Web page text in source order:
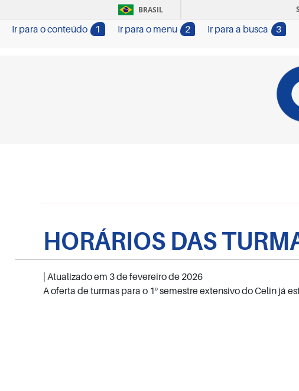
BRASIL
Ir para o conteúdo 1 Ir para o menu 2 Ir para a busca 3
HORÁRIOS DAS
| Atualizado em 3 de fevereiro de 2026
A oferta de turmas para o 1º semestre extensivo do Celin já